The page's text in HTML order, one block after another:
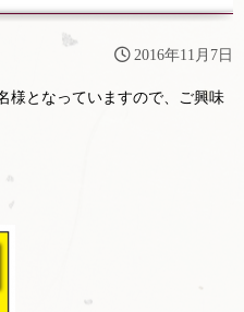
2016年11月7日
様となっていますので、ご興味